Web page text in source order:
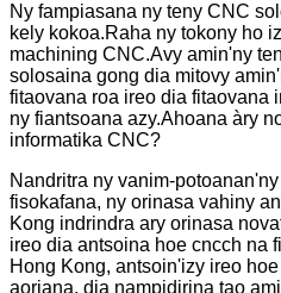
Ny fampiasana ny teny CNC
kely kokoa.Raha ny tokony ho
machining CNC.Avy amin'ny
solosaina gong dia mitovy
fitaovana roa ireo dia fitaovana
ny fiantsoana azy.Ahoana àry
informatika CNC?
Nandritra ny vanim-
fisokafana, ny orinasa vahiny
Kong indrindra ary orinasa
ireo dia antsoina hoe cncch na
Hong Kong, antsoin'izy ireo
aoriana, dia nampidirina tao